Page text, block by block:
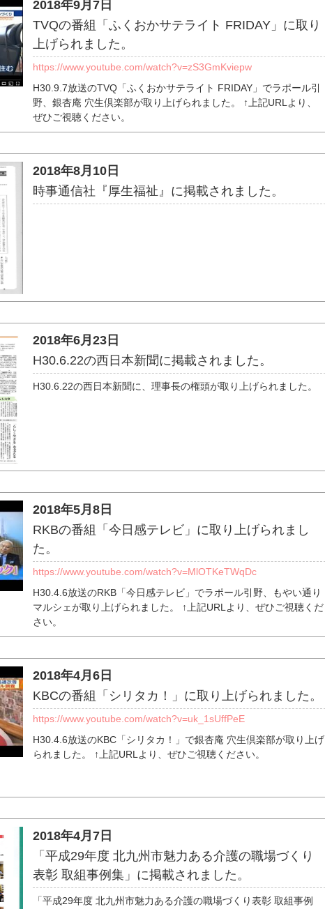
2018年9月7日
TVQの番組「ふくおかサテライト FRIDAY」に取り
上げられました。
https://www.youtube.com/watch?v=zS3GmKviepw
H30.9.7放送のTVQ「ふくおかサテライト FRIDAY」でラポール引
野、銀杏庵 穴生倶楽部が取り上げられました。 ↑上記URLより、
ぜひご視聴ください。
2018年8月10日
時事通信社『厚生福祉』に掲載されました。
2018年6月23日
H30.6.22の西日本新聞に掲載されました。
H30.6.22の西日本新聞に、理事長の権頭が取り上げられました。
2018年5月8日
RKBの番組「今日感テレビ」に取り上げられまし
た。
https://www.youtube.com/watch?v=MlOTKeTWqDc
H30.4.6放送のRKB「今日感テレビ」でラポール引野、もやい通り
マルシェが取り上げられました。 ↑上記URLより、ぜひご視聴くだ
さい。
2018年4月6日
KBCの番組「シリタカ！」に取り上げられました。
https://www.youtube.com/watch?v=uk_1sUffPeE
H30.4.6放送のKBC「シリタカ！」で銀杏庵 穴生倶楽部が取り上げ
られました。 ↑上記URLより、ぜひご視聴ください。
2018年4月7日
「平成29年度 北九州市魅力ある介護の職場づくり
表彰 取組事例集」に掲載されました。
「平成29年度 北九州市魅力ある介護の職場づくり表彰 取組事例